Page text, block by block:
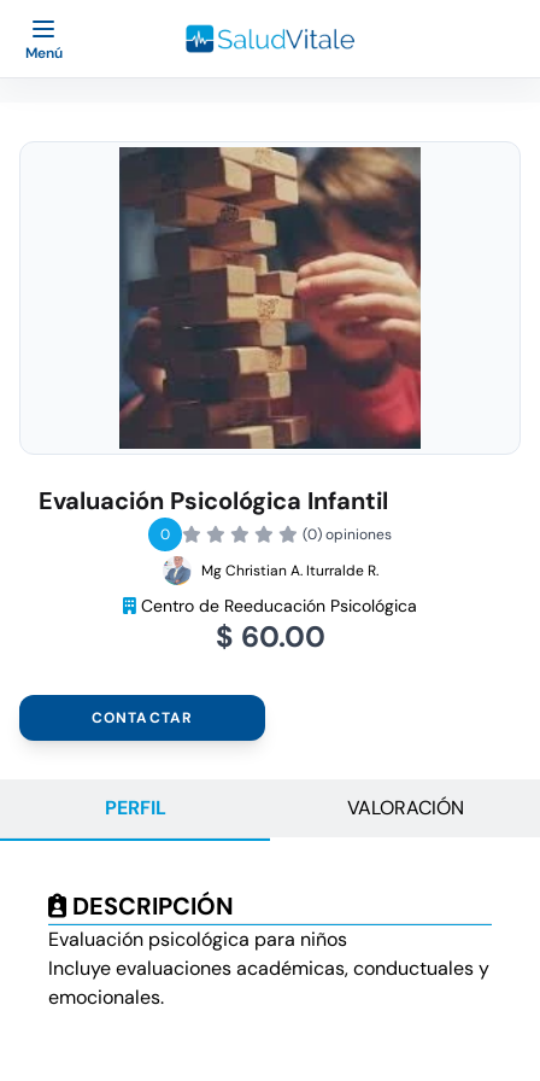
Menú
Evaluación Psicológica Infantil
0
(0) opiniones
Mg Christian A. Iturralde R.
Centro de Reeducación Psicológica
$ 60.00
CONTACTAR
PERFIL VALORACIÓN
DESCRIPCIÓN
Evaluación psicológica para niños
Incluye evaluaciones académicas, conductuales y
emocionales.